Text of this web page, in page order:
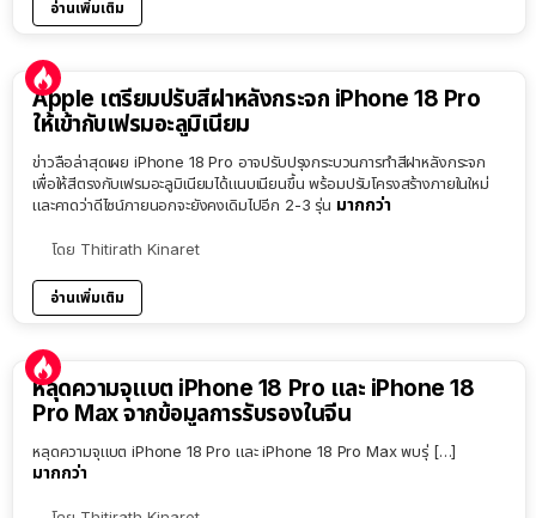
อ่านเพิ่มเติม
Apple เตรียมปรับสีฝาหลังกระจก iPhone 18 Pro
ให้เข้ากับเฟรมอะลูมิเนียม
ข่าวลือล่าสุดเผย iPhone 18 Pro อาจปรับปรุงกระบวนการทำสีฝาหลังกระจก
เพื่อให้สีตรงกับเฟรมอะลูมิเนียมได้แนบเนียนขึ้น พร้อมปรับโครงสร้างภายในใหม่
และคาดว่าดีไซน์ภายนอกจะยังคงเดิมไปอีก 2-3 รุ่น มากกว่า
โดย Thitirath Kinaret
อ่านเพิ่มเติม
หลุดความจุแบต iPhone 18 Pro และ iPhone 18
Pro Max จากข้อมูลการรับรองในจีน
หลุดความจุแบต iPhone 18 Pro และ iPhone 18 Pro Max พบรุ่ […]
มากกว่า